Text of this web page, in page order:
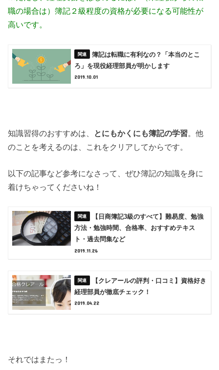
職の場合は）簿記２級程度の資格が必要になる可能性が
高いです。
簿記は転職に有利なの？「本当のとこ
ろ」を現役経理部員が明かします
2019.10.01
知識習得のおすすめは、 とにもかくにも簿記の学習。他
のことを考えるのは、これをクリアしてからです。
以下の記事など参考になさって、ぜひ簿記の知識を身に
着けちゃってくださいね！
【日商簿記3級のすべて】難易度、勉強
方法・勉強時間、合格率、おすすめテキス
ト・過去問集など
2019.11.26
【クレアールの評判・口コミ】資格好き
経理部員が徹底チェック！
2019.04.22
それではまたっ！